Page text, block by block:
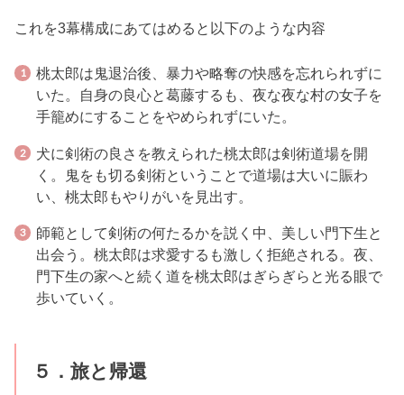
これを3幕構成にあてはめると以下のような内容
桃太郎は鬼退治後、暴力や略奪の快感を忘れられずに
いた。自身の良心と葛藤するも、夜な夜な村の女子を
手籠めにすることをやめられずにいた。
犬に剣術の良さを教えられた桃太郎は剣術道場を開
く。鬼をも切る剣術ということで道場は大いに賑わ
い、桃太郎もやりがいを見出す。
師範として剣術の何たるかを説く中、美しい門下生と
出会う。桃太郎は求愛するも激しく拒絶される。夜、
門下生の家へと続く道を桃太郎はぎらぎらと光る眼で
歩いていく。
５．旅と帰還